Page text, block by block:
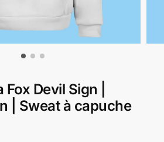
Devil Sign |
| Sweat à capuche